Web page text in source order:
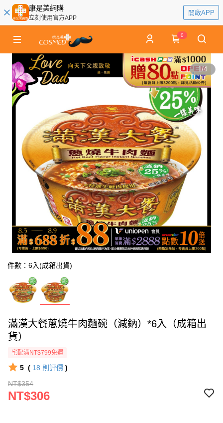
康是美網購
立刻使用官方APP
開啟APP
0
1/4
件數：6入(成箱出貨)
滿漢大餐蔥燒牛肉麵碗（減鈉）*6入（成箱出
貨）
宅配滿NT$799免運
5 ( 18 則評價 )
NT$354
NT$306